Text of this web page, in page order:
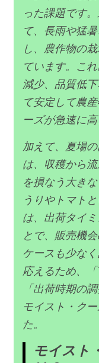
った課題です
て、長雨や猛
し、農作物の
ています。こ
減少、品質低
て安定して農
ーズが急速に高
加えて、夏場
は、収穫から
を損なう大き
うりやトマト
は、出荷タイ
とで、販売機
ケースも少な
応えるため、
「出荷時期の
モイスト・ク
た。
モイスト